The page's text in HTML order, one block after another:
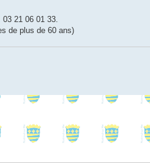
21 06 01 33.
de plus de 60 ans)